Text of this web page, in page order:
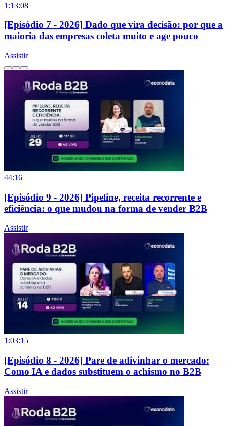
1:13:08
[Episódio 7 - 2026] Dado que vira decisão: por que a
maioria das empresas coleta muito e age pouco
Assistir
44:16
[Episódio 9 - 2026] Pipeline, receita recorrente e
eficiência: o que mudou na forma de vender B2B
Assistir
1:03:15
[Episódio 8 - 2026] Pare de adivinhar o mercado:
Como IA e dados substituem o achismo no B2B
Assistir